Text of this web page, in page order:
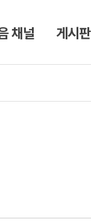
채널 게시판